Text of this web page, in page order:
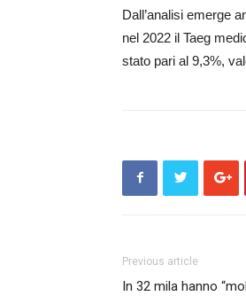
Dall’analisi emerge
nel 2022 il Taeg
stato pari al 9,3%,
Previous article
In 32 mila hanno